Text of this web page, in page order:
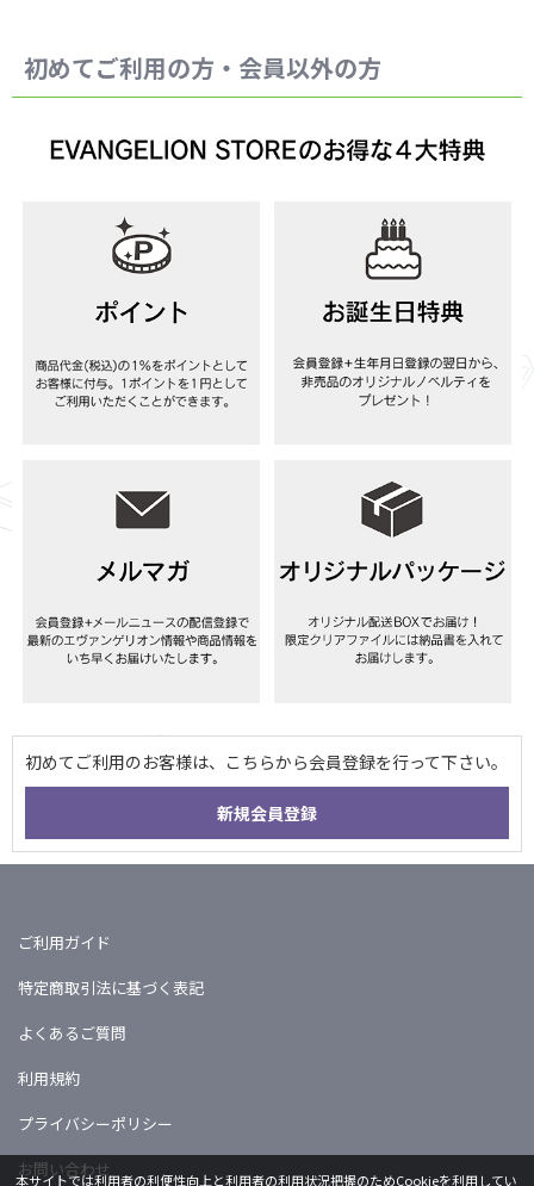
初めてご利用の方・会員以外の方
ご利用ガイド
特定商取引法に基づく表記
よくあるご質問
利用規約
プライバシーポリシー
お問い合わせ
本サイトでは利用者の利便性向上と利用者の利用状況把握のためCookieを利用してい